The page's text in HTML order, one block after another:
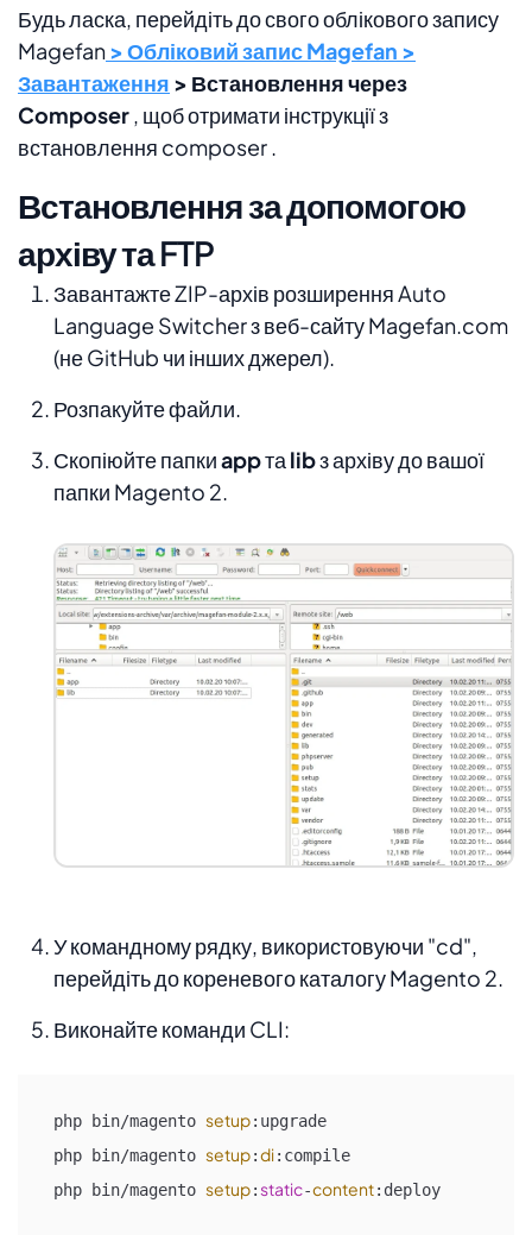
Будь ласка, перейдіть до свого облікового запису
Magefan> Обліковий запис Magefan >
Завантаження > Встановлення через
Composer, щоб отримати інструкції з
встановлення composer .
Встановлення за допомогою
архіву та FTP
Завантажте ZIP-архів розширення Auto
Language Switcher з веб-сайту Magefan.com
(не GitHub чи інших джерел).
Розпакуйте файли.
Скопіюйте папкиappтаlibз архіву до вашої
папки Magento 2.
У командному рядку, використовуючи "cd",
перейдіть до кореневого каталогу Magento 2.
Виконайте команди CLI:
php bin/magento setup:upgrade
php bin/magento setup:di:compile
php bin/magento setup:static-content:deploy